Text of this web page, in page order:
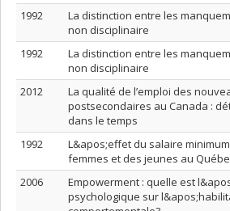
1992
La distinction entre les
non disciplinaire
1992
La distinction entre les
non disciplinaire
2012
La qualité de l’emploi des
postsecondaires au Canada :
dans le temps
1992
L&apos;effet du salaire
femmes et des jeunes au
2006
Empowerment : quelle est
psychologique sur